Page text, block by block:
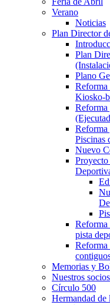
Verano
Noticias
Plan Director
Plan
Plano
Reforma
Kiosko-
Reforma
Reforma
Piscinas
Nuevo
Reforma
pista
Reforma
Memorias y
Nuestros socios
Círculo 500
Hermandad de